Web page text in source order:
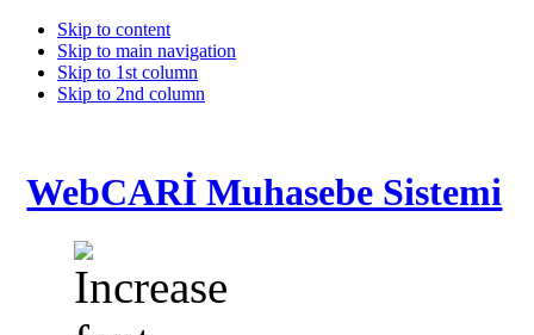
Skip to content
Skip to main navigation
Skip to 1st column
Skip to 2nd column
WebCARİ Muhasebe Sistemi